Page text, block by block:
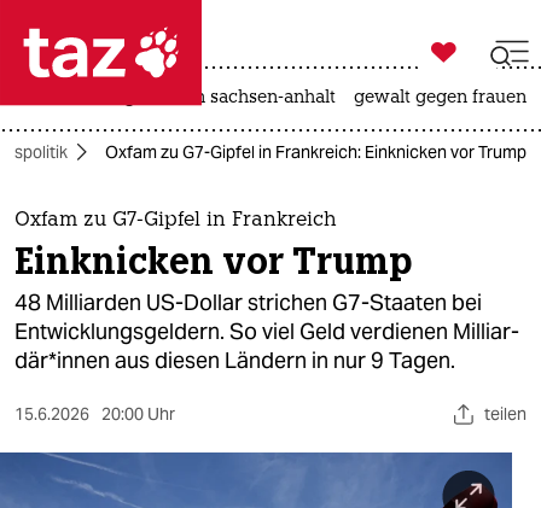
 taz zahl ich
taz zahl ich
themen
politik
öko
sport

taz zahl ich
landtagswahl in sachsen-anhalt gewalt gegen frauen
Oxfam zu G7-Gipfel in Frankreich: Einknicken vor Trump
Oxfam zu G7-Gipfel in Frankreich
Einknicken vor Trump
48 Milliarden US-Dollar strichen G7-Staaten bei
Entwicklungsgeldern. So viel Geld verdienen Mil­li­ar­
dä­r*in­nen aus diesen Ländern in nur 9 Tagen.
15.6.2026 20:00 Uhr teilen